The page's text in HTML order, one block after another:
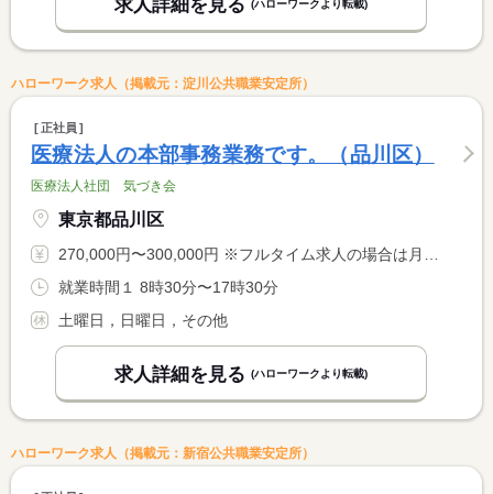
求人詳細を見る (ハローワークより転載)
ハローワーク求人（掲載元：淀川公共職業安定所）
正社員
医療法人の本部事務業務です。（品川区）
医療法人社団 気づき会
東京都品川区
270,000円〜300,000円 ※フルタイム求人の場合は月額（換算額）、パート求人の場合は時間額を表示しています。
就業時間１ 8時30分〜17時30分
土曜日，日曜日，その他
求人詳細を見る (ハローワークより転載)
ハローワーク求人（掲載元：新宿公共職業安定所）